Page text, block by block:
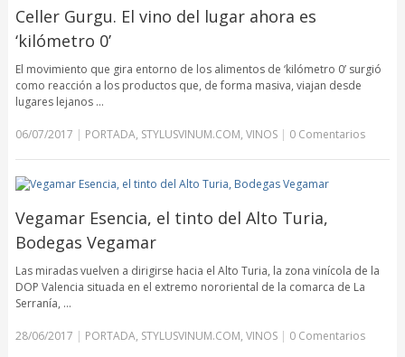
Celler Gurgu. El vino del lugar ahora es
‘kilómetro 0’
El movimiento que gira entorno de los alimentos de ‘kilómetro 0’ surgió
como reacción a los productos que, de forma masiva, viajan desde
lugares lejanos …
06/07/2017 | PORTADA, STYLUSVINUM.COM, VINOS | 0 Comentarios
Vegamar Esencia, el tinto del Alto Turia,
Bodegas Vegamar
Las miradas vuelven a dirigirse hacia el Alto Turia, la zona vinícola de la
DOP Valencia situada en el extremo nororiental de la comarca de La
Serranía, …
28/06/2017 | PORTADA, STYLUSVINUM.COM, VINOS | 0 Comentarios